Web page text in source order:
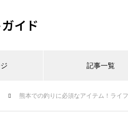
イド
記事一覧
熊本での釣りに必須なアイテム！ライ